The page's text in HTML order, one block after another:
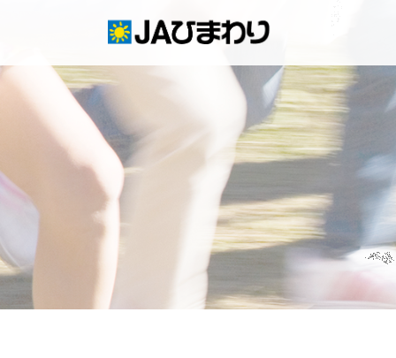
content
グリーンセンター
産直店舗のご案内
農産物直売事業とは
生産履歴WEBシステム